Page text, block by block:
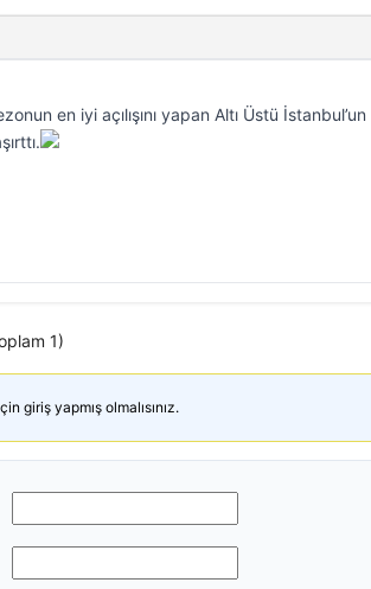
en iyi açılışını yapan Altı Üstü
1)
giriş yapmış olmalısınız.